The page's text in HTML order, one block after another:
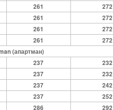
261 272
261 272
261 272
261 272
(апартман)
237 232
237 232
237 242
237 252
286 292